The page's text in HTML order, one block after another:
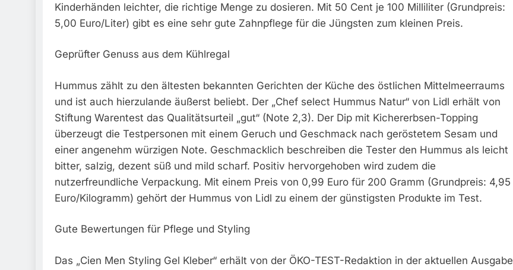
Kinderhänden leichter, die richtige Menge zu dosieren. Mit 50 Cent je 100 Milliliter (Grundpreis:
5,00 Euro/Liter) gibt es eine sehr gute Zahnpflege für die Jüngsten zum kleinen Preis.
Geprüfter Genuss aus dem Kühlregal
Hummus zählt zu den ältesten bekannten Gerichten der Küche des östlichen Mittelmeerraums
und ist auch hierzulande äußerst beliebt. Der „Chef select Hummus Natur“ von Lidl erhält von
Stiftung Warentest das Qualitätsurteil „gut“ (Note 2,3). Der Dip mit Kichererbsen-Topping
überzeugt die Testpersonen mit einem Geruch und Geschmack nach geröstetem Sesam und
einer angenehm würzigen Note. Geschmacklich beschreiben die Tester den Hummus als leicht
bitter, salzig, dezent süß und mild scharf. Positiv hervorgehoben wird zudem die
nutzerfreundliche Verpackung. Mit einem Preis von 0,99 Euro für 200 Gramm (Grundpreis: 4,95
Euro/Kilogramm) gehört der Hummus von Lidl zu einem der günstigsten Produkte im Test.
Gute Bewertungen für Pflege und Styling
Das „Cien Men Styling Gel Kleber“ erhält von der ÖKO-TEST-Redaktion in der aktuellen Ausgabe